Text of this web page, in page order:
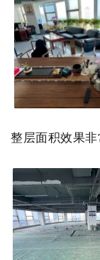
整层面积效果